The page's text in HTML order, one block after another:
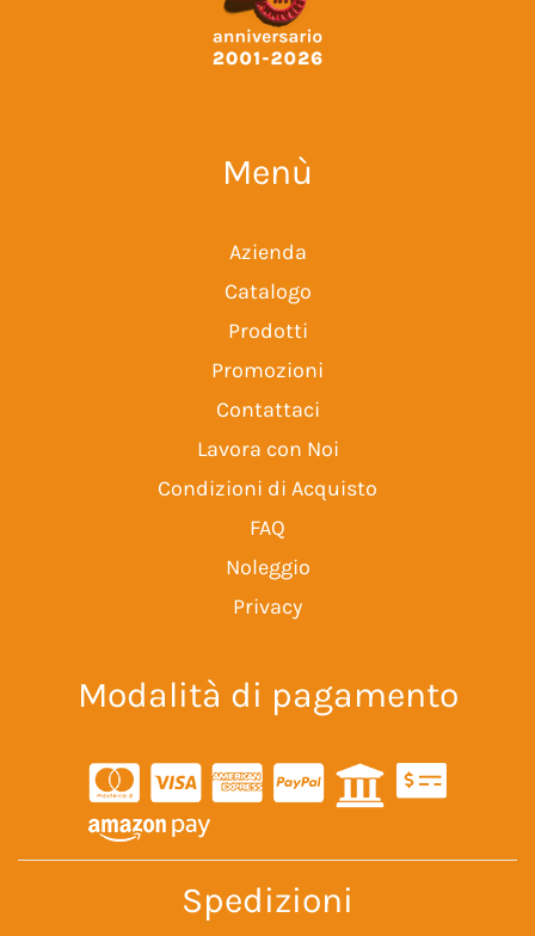
Menù
Azienda
Catalogo
Prodotti
Promozioni
Contattaci
Lavora con Noi
Condizioni di Acquisto
FAQ
Noleggio
Privacy
Modalità di pagamento
Spedizioni